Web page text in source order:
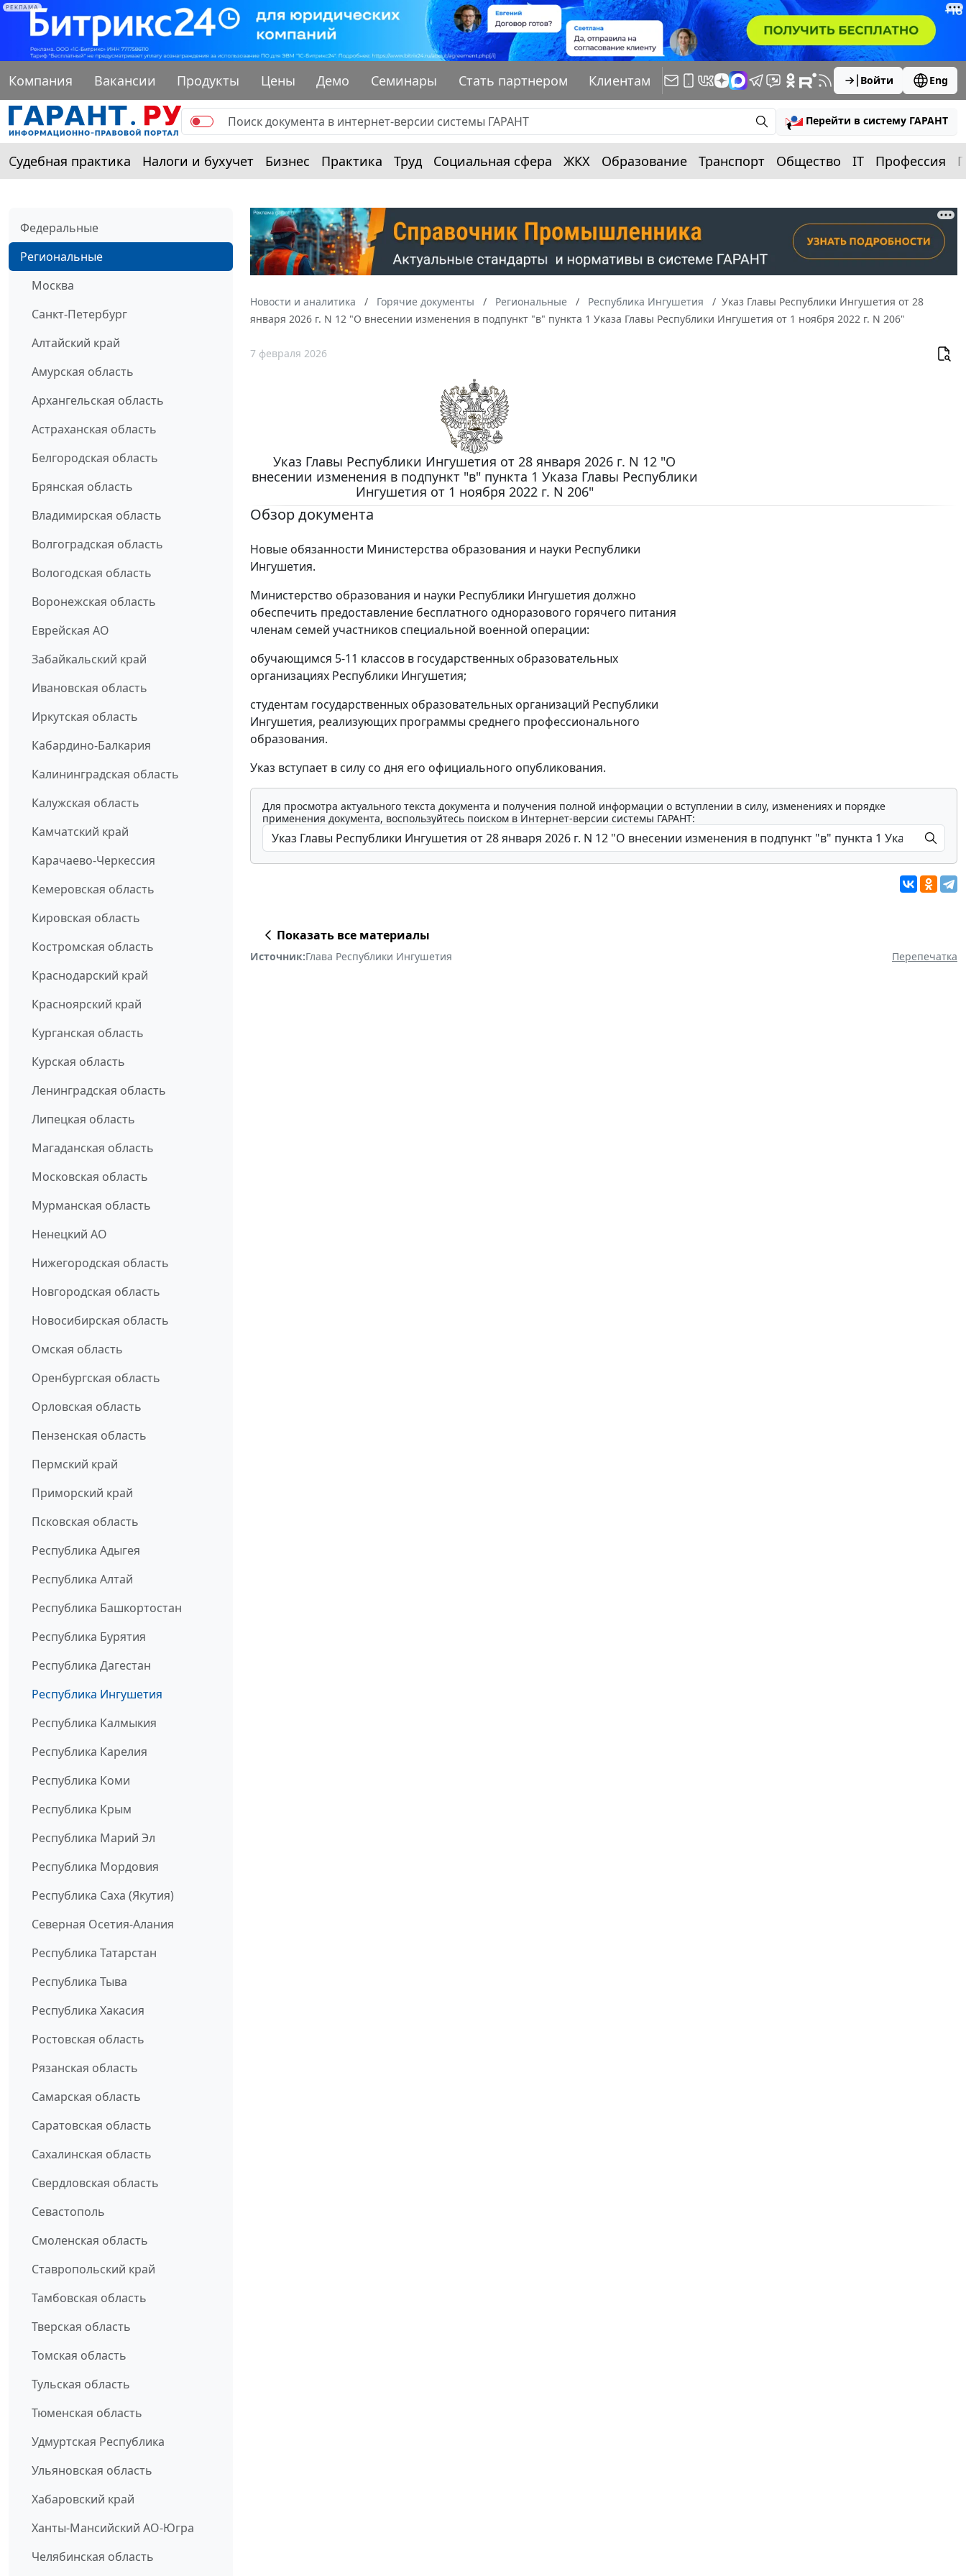
РЕКЛАМА
Компания Вакансии Продукты Цены Демо Семинары Стать партнером Клиентам Войти Eng
Перейти в систему ГАРАНТ
Судебная практика Налоги и бухучет Бизнес Практика Труд Социальная сфера ЖКХ Образование Транспорт Общество IT Профессия
Федеральные
Региональные
Москва
Санкт-Петербург
Алтайский край
Амурская область
Архангельская область
Астраханская область
Белгородская область
Брянская область
Владимирская область
Волгоградская область
Вологодская область
Воронежская область
Еврейская АО
Забайкальский край
Ивановская область
Иркутская область
Кабардино-Балкария
Калининградская область
Калужская область
Камчатский край
Карачаево-Черкессия
Кемеровская область
Кировская область
Костромская область
Краснодарский край
Красноярский край
Курганская область
Курская область
Ленинградская область
Липецкая область
Магаданская область
Московская область
Мурманская область
Ненецкий АО
Нижегородская область
Новгородская область
Новосибирская область
Омская область
Оренбургская область
Орловская область
Пензенская область
Пермский край
Приморский край
Псковская область
Республика Адыгея
Республика Алтай
Республика Башкортостан
Республика Бурятия
Республика Дагестан
Республика Ингушетия
Республика Калмыкия
Республика Карелия
Республика Коми
Республика Крым
Республика Марий Эл
Республика Мордовия
Республика Саха (Якутия)
Северная Осетия-Алания
Республика Татарстан
Республика Тыва
Республика Хакасия
Ростовская область
Рязанская область
Самарская область
Саратовская область
Сахалинская область
Свердловская область
Севастополь
Смоленская область
Ставропольский край
Тамбовская область
Тверская область
Томская область
Тульская область
Тюменская область
Удмуртская Республика
Ульяновская область
Хабаровский край
Ханты-Мансийский АО-Югра
Челябинская область
Новости и аналитика Горячие документы Региональные Республика Ингушетия
Указ Главы Республики Ингушетия от 28
января 2026 г. N 12 "О внесении изменения в подпункт "в" пункта 1 Указа Главы Республики Ингушетия от 1 ноября 2022 г. N 206"
7 февраля 2026
Указ Главы Республики Ингушетия от 28 января 2026 г. N 12 "О
внесении изменения в подпункт "в" пункта 1 Указа Главы Республики
Ингушетия от 1 ноября 2022 г. N 206"
Обзор документа
Новые обязанности Министерства образования и науки Республики
Ингушетия.
Министерство образования и науки Республики Ингушетия должно
обеспечить предоставление бесплатного одноразового горячего питания
членам семей участников специальной военной операции:
обучающимся 5-11 классов в государственных образовательных
организациях Республики Ингушетия;
студентам государственных образовательных организаций Республики
Ингушетия, реализующих программы среднего профессионального
образования.
Указ вступает в силу со дня его официального опубликования.
Для просмотра актуального текста документа и получения полной информации о вступлении в силу, изменениях и порядке
применения документа, воспользуйтесь поиском в Интернет-версии системы ГАРАНТ:
Показать все материалы
Источник:Глава Республики Ингушетия Перепечатка